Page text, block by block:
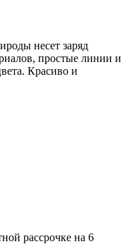
несет заряд
простые линии и
Красиво и
рассрочке на 6